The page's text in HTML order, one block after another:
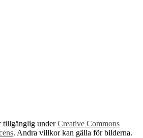
tillgänglig underCreative Commons
. Andra villkor kan gälla för bilderna.